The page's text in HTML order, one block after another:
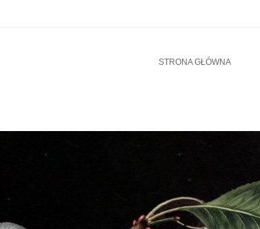
SKIP TO CONTENTSTRONA GŁÓWNA